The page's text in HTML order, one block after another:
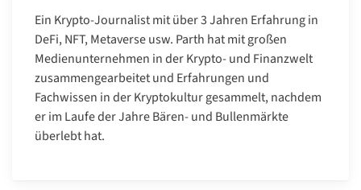
Ein Krypto-Journalist mit über 3 Jahren Erfahrung in
DeFi, NFT, Metaverse usw. Parth hat mit großen
Medienunternehmen in der Krypto- und Finanzwelt
zusammengearbeitet und Erfahrungen und
Fachwissen in der Kryptokultur gesammelt, nachdem
er im Laufe der Jahre Bären- und Bullenmärkte
überlebt hat.